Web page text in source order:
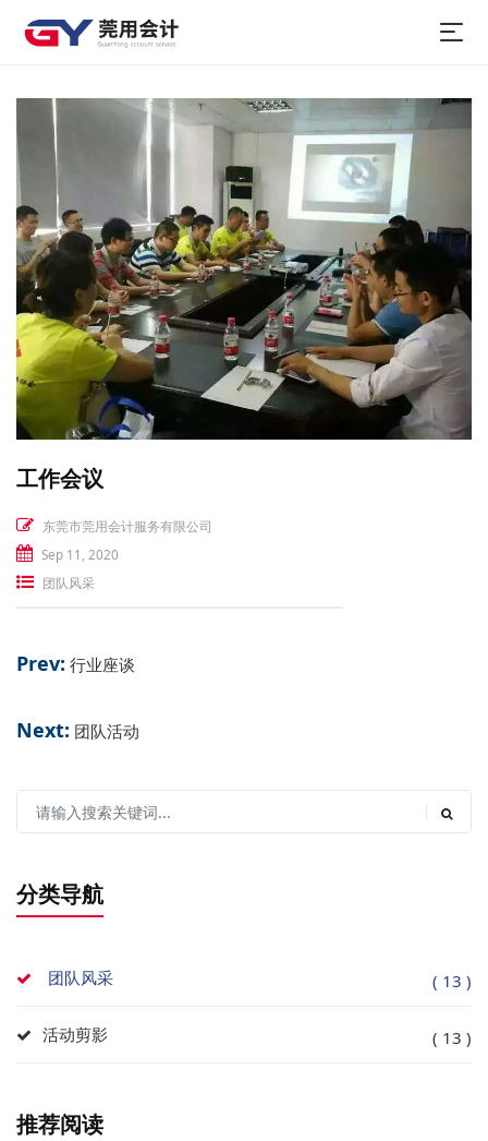
公司相册
首页 公司相册 >
工作会议
东莞市莞用会计服务有限公司
Sep 11, 2020
团队风采
Prev: 行业座谈
Next: 团队活动
分类导航
团队风采 ( 13 )
活动剪影 ( 13 )
推荐阅读